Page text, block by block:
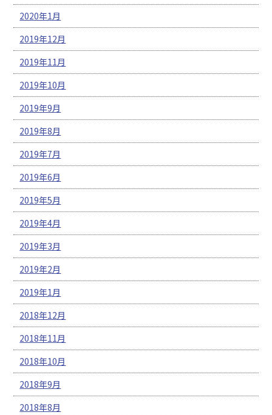
2020年1月
2019年12月
2019年11月
2019年10月
2019年9月
2019年8月
2019年7月
2019年6月
2019年5月
2019年4月
2019年3月
2019年2月
2019年1月
2018年12月
2018年11月
2018年10月
2018年9月
2018年8月